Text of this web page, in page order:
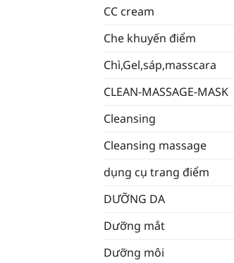
CC cream
Che khuyến điểm
Chì,Gel,sáp,masscara
CLEAN-MASSAGE-MASK
Cleansing
Cleansing massage
dụng cụ trang điểm
DƯỠNG DA
Dưỡng mắt
Dưỡng môi